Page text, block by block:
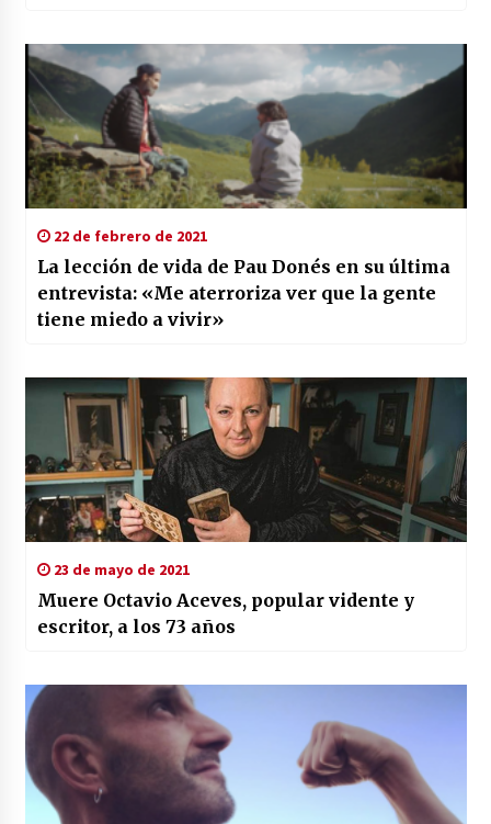
22 de febrero de 2021
La lección de vida de Pau Donés en su última
entrevista: «Me aterroriza ver que la gente
tiene miedo a vivir»
23 de mayo de 2021
Muere Octavio Aceves, popular vidente y
escritor, a los 73 años